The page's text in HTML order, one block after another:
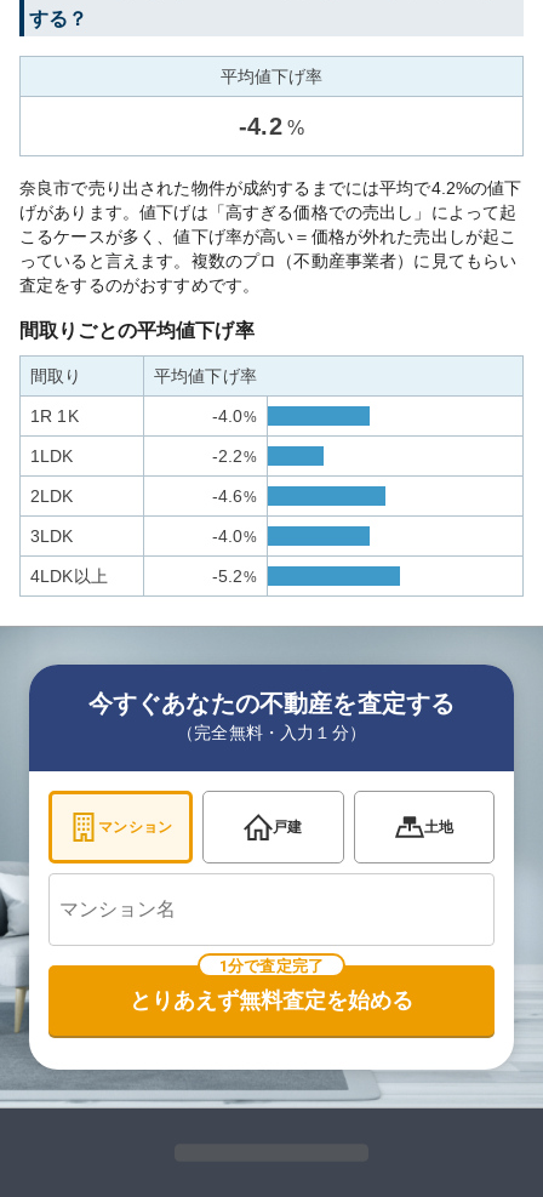
する？
平均値下げ率
-4.2 %
奈良市で売り出された物件が成約するまでには平均で4.2%の値下
げがあります。値下げは「高すぎる価格での売出し」によって起
こるケースが多く、値下げ率が高い＝価格が外れた売出しが起こ
っていると言えます。複数のプロ（不動産事業者）に見てもらい
査定をするのがおすすめです。
間取りごとの平均値下げ率
間取り 平均値下げ率
1R 1K -4.0%
1LDK -2.2%
2LDK -4.6%
3LDK -4.0%
4LDK以上 -5.2%
今すぐあなたの不動産を査定する
（完全無料・入力１分）
マンション 戸建 土地
1分で査定完了
とりあえず無料査定を始める